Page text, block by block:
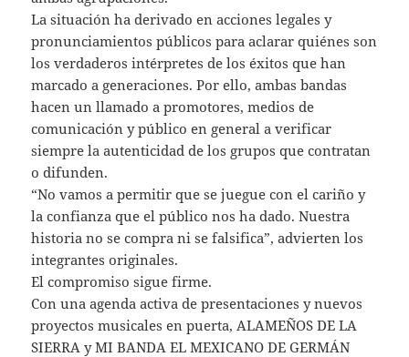
La situación ha derivado en acciones legales y
pronunciamientos públicos para aclarar quiénes son
los verdaderos intérpretes de los éxitos que han
marcado a generaciones. Por ello, ambas bandas
hacen un llamado a promotores, medios de
comunicación y público en general a verificar
siempre la autenticidad de los grupos que contratan
o difunden.
“No vamos a permitir que se juegue con el cariño y
la confianza que el público nos ha dado. Nuestra
historia no se compra ni se falsifica”, advierten los
integrantes originales.
El compromiso sigue firme.
Con una agenda activa de presentaciones y nuevos
proyectos musicales en puerta, ALAMEÑOS DE LA
SIERRA y MI BANDA EL MEXICANO DE GERMÁN